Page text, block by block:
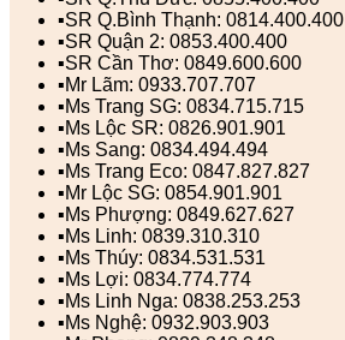
▪️SR Q.Bình Thạnh: 0814.400.400
▪️SR Quận 2: 0853.400.400
▪️SR Cần Thơ: 0849.600.600
▪️Mr Lãm: 0933.707.707
▪️Ms Trang SG: 0834.715.715
▪️Ms Lộc SR: 0826.901.901
▪️Ms Sang: 0834.494.494
▪️Ms Trang Eco: 0847.827.827
▪️Mr Lộc SG: 0854.901.901
▪️Ms Phượng: 0849.627.627
▪️Ms Linh: 0839.310.310
▪️Ms Thúy: 0834.531.531
▪️Ms Lợi: 0834.774.774
▪️Ms Linh Nga: 0838.253.253
▪️Ms Nghệ: 0932.903.903